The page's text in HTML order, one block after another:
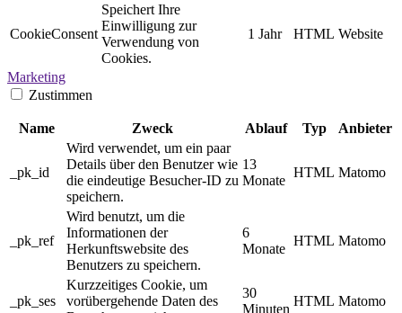
CookieConsent
Speichert Ihre
Einwilligung zur
Verwendung von
Cookies.
1 Jahr HTML Website
Marketing
Zustimmen
Name Zweck Ablauf Typ Anbieter
_pk_id
Wird verwendet, um ein paar
Details über den Benutzer wie
die eindeutige Besucher-ID zu
speichern.
13
Monate
HTML Matomo
_pk_ref
Wird benutzt, um die
Informationen der
Herkunftswebsite des
Benutzers zu speichern.
6
Monate
HTML Matomo
_pk_ses
Kurzzeitiges Cookie, um
vorübergehende Daten des
30
Minuten
HTML Matomo